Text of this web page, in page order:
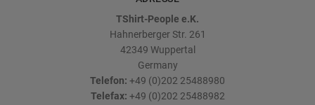
TShirt-People e.K.
Hahnerberger Str. 261
42349 Wuppertal
Germany
Telefon: +49 (0)202 25488980
Telefax: +49 (0)202 25488982